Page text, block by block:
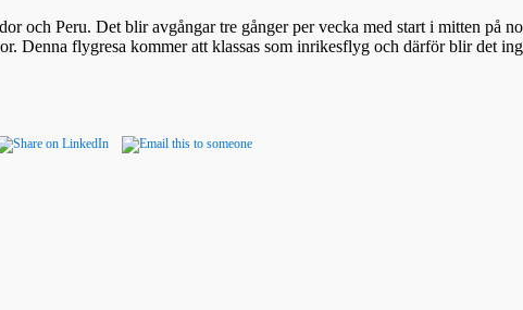
och Peru. Det blir avgångar tre gånger per vecka med start i mitten på
Denna flygresa kommer att klassas som inrikesflyg och därför blir det